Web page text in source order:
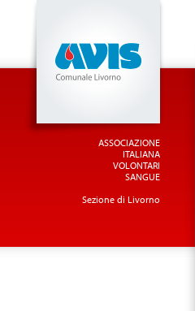
ASSOCIAZIONE
ITALIANA
VOLONTARI
SANGUE
Sezione di Livorno